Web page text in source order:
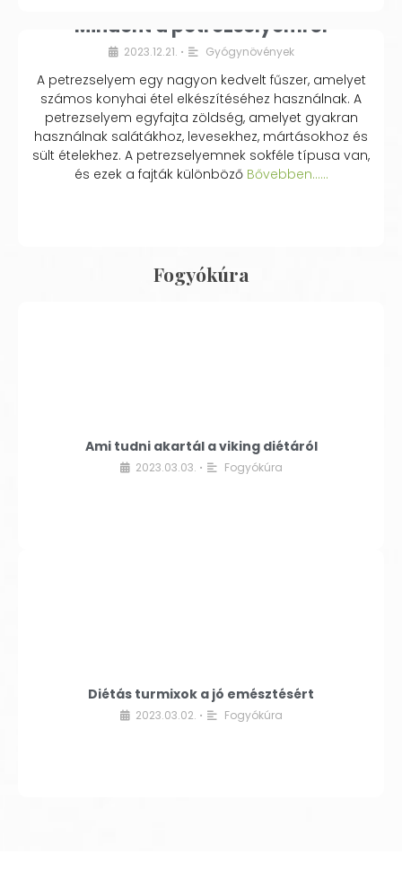
Mindent a petrezselyemről
2023.12.21. • Gyógynövények
A petrezselyem egy nagyon kedvelt fűszer, amelyet
számos konyhai étel elkészítéséhez használnak. A
petrezselyem egyfajta zöldség, amelyet gyakran
használnak salátákhoz, levesekhez, mártásokhoz és
sült ételekhez. A petrezselyemnek sokféle típusa van,
és ezek a fajták különbözőBővebben...…
Fogyókúra
Ami tudni akartál a viking diétáról
2023.03.03. • Fogyókúra
Diétás turmixok a jó emésztésért
2023.03.02. • Fogyókúra